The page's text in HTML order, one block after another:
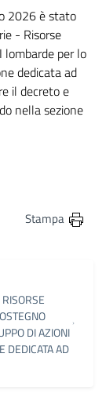
2026 è stato
- Risorse
lombarde per lo
dedicata ad
il decreto e
nella sezione
su Twitter
su Linkedin
pagina via
Stampa
DI AZIONI
DEDICATA AD